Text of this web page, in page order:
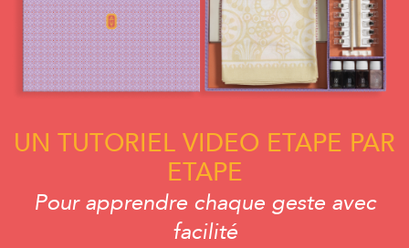
UN TUTORIEL VIDEO ETAPE PAR
ETAPE
Pour apprendre chaque geste avec
facilité